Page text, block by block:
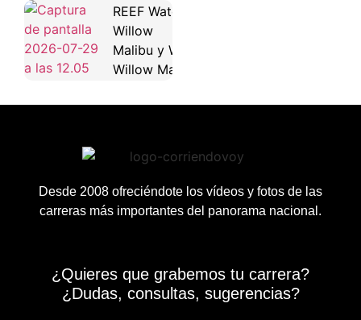
REEF Water
Willow
Malibu y Water
Willow Maya
Desde 2008 ofreciéndote los vídeos y fotos de las
carreras más importantes del panorama nacional.
¿Quieres que grabemos tu carrera?
¿Dudas, consultas, sugerencias?